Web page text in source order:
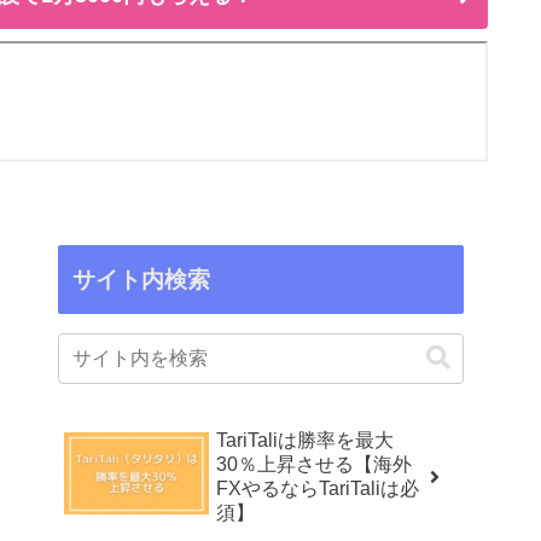
サイト内検索
TariTaliは勝率を最大
30％上昇させる【海外
FXやるならTariTaliは必
須】